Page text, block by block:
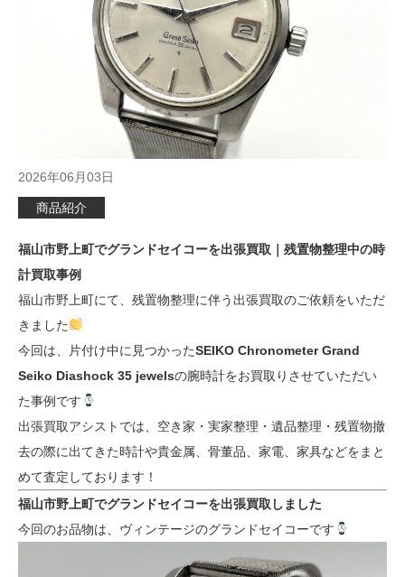
2026年06月03日
商品紹介
福山市野上町でグランドセイコーを出張買取｜残置物整理中の時
計買取事例
福山市野上町にて、残置物整理に伴う出張買取のご依頼をいただ
きました
今回は、片付け中に見つかったSEIKO Chronometer Grand
Seiko Diashock 35 jewelsの腕時計をお買取りさせていただい
た事例です
出張買取アシストでは、空き家・実家整理・遺品整理・残置物撤
去の際に出てきた時計や貴金属、骨董品、家電、家具などをまと
めて査定しております！
福山市野上町でグランドセイコーを出張買取しました
今回のお品物は、ヴィンテージのグランドセイコーです